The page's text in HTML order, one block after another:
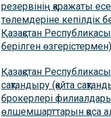
резервінің қаражаты
төлемдеріне кепілдік
Қазақстан
берілген өзгерістермен)
Қазақстан
сақтандыру (қайта
брокерлері
өлшемшарттарын қоса